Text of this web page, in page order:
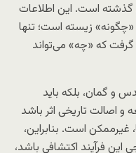
گذشته است. این اطلاعات
زیسته است؛ تنها
که «چه» می‌تواند
و گمان، بلکه باید
و اصالت تاریخی اثر باشد
است. بنابراین،
این فرآیند اکتشافی باشد،